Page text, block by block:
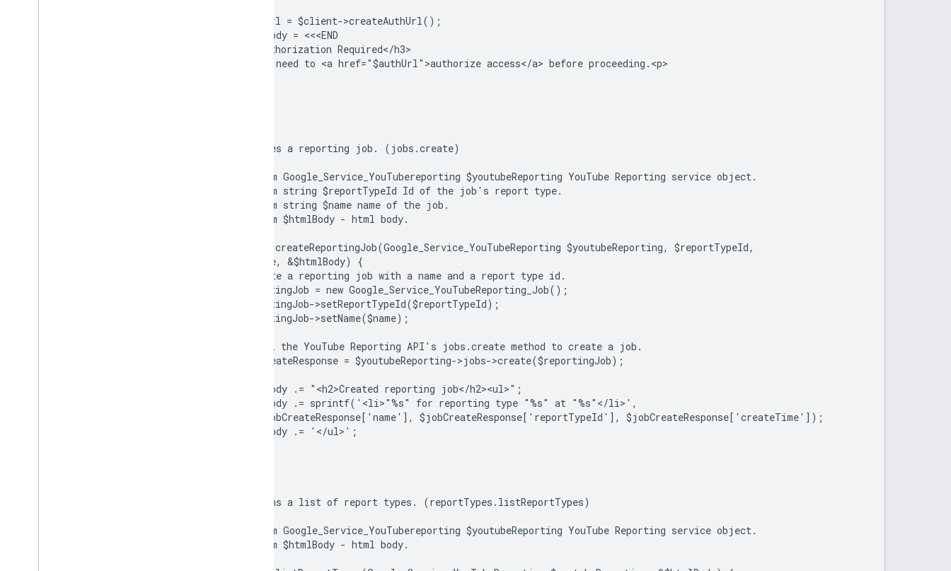
  $authUrl = $client->createAuthUrl();
  $htmlBody = <<<END
  <h3>Authorization Required</h3>
  <p>You need to <a href="$authUrl">authorize access</a> before proceeding.<p>
* Creates a reporting job. (jobs.create)
* @param Google_Service_YouTubereporting $youtubeReporting YouTube Reporting service object.
* @param string $reportTypeId Id of the job's report type.
* @param string $name name of the job.
* @param $htmlBody - html body.
function createReportingJob(Google_Service_YouTubeReporting $youtubeReporting, $reportTypeId,
    $name, &$htmlBody) {
  # Create a reporting job with a name and a report type id.
  $reportingJob = new Google_Service_YouTubeReporting_Job();
  $reportingJob->setReportTypeId($reportTypeId);
  $reportingJob->setName($name);
  // Call the YouTube Reporting API's jobs.create method to create a job.
  $jobCreateResponse = $youtubeReporting->jobs->create($reportingJob);
  $htmlBody .= "<h2>Created reporting job</h2><ul>";
  $htmlBody .= sprintf('<li>"%s" for reporting type "%s" at "%s"</li>',
      $jobCreateResponse['name'], $jobCreateResponse['reportTypeId'], $jobCreateResponse['createTime']);
  $htmlBody .= '</ul>';
* Returns a list of report types. (reportTypes.listReportTypes)
* @param Google_Service_YouTubereporting $youtubeReporting YouTube Reporting service object.
* @param $htmlBody - html body.